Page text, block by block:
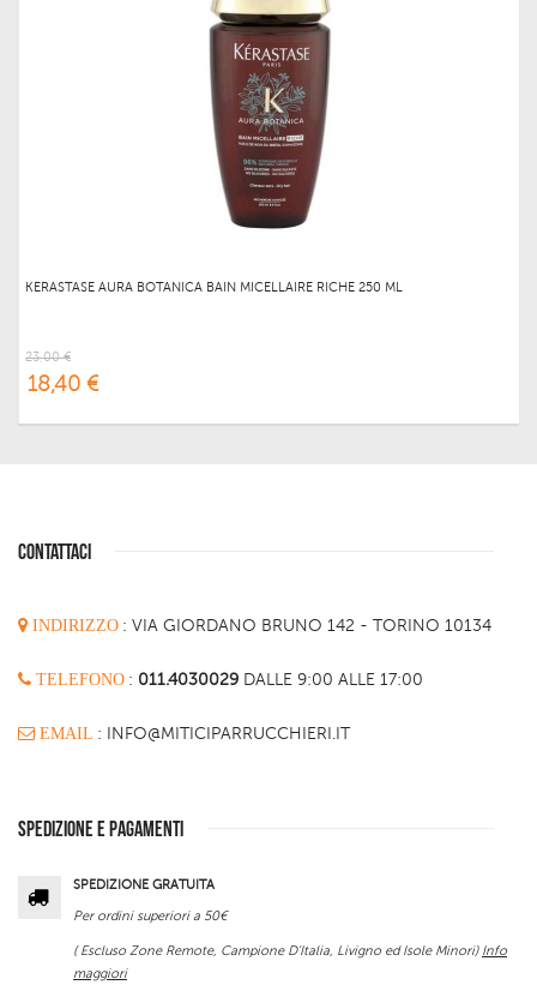
KERASTASE AURA BOTANICA BAIN MICELLAIRE RICHE 250 ML
23,00 €
18,40 €
CONTATTACI
INDIRIZZO : VIA GIORDANO BRUNO 142 - TORINO 10134
TELEFONO : 011.4030029 DALLE 9:00 ALLE 17:00
EMAIL : INFO@MITICIPARRUCCHIERI.IT
SPEDIZIONE E PAGAMENTI
SPEDIZIONE GRATUITA
Per ordini superiori a 50€
( Escluso Zone Remote, Campione D'Italia, Livigno ed Isole Minori) Info
maggiori